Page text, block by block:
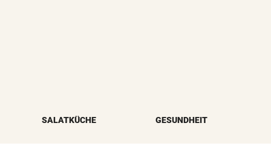
SALATKÜCHE GESUNDHEIT